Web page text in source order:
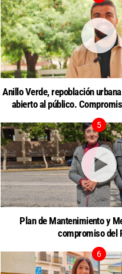
Anillo Verde, repoblación
abierto al público.
Plan de Mantenimiento y
compromiso del